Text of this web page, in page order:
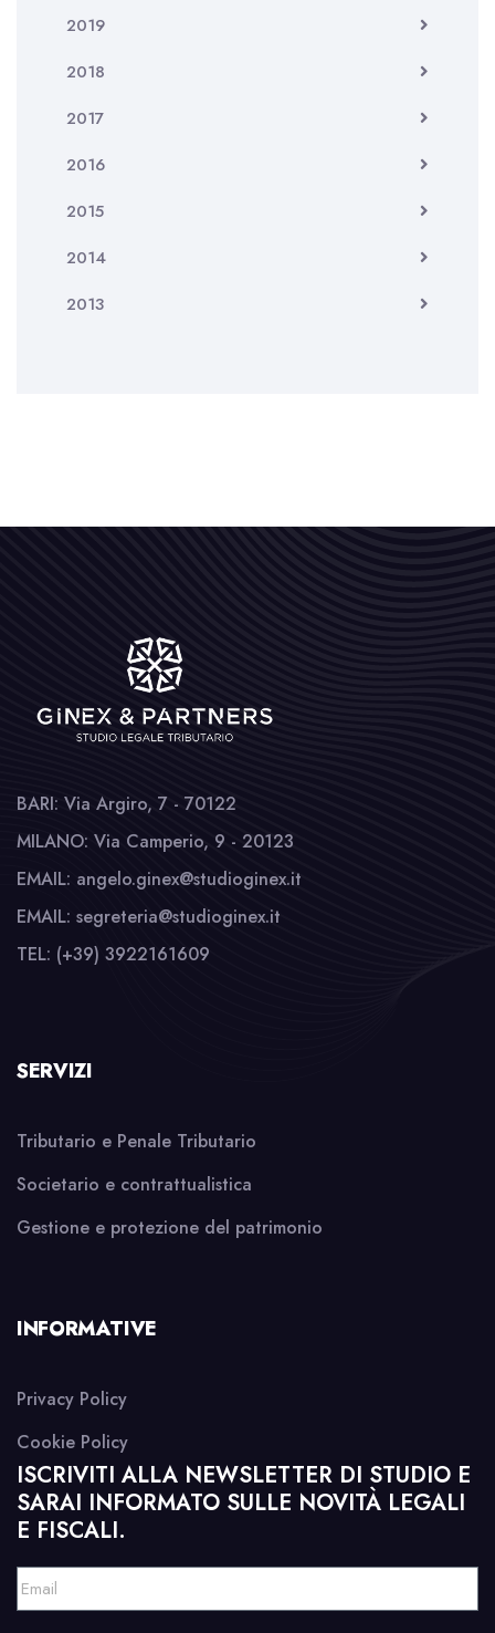
2019
2018
2017
2016
2015
2014
2013
BARI: Via Argiro, 7 - 70122
MILANO: Via Camperio, 9 - 20123
EMAIL: angelo.ginex@studioginex.it
EMAIL: segreteria@studioginex.it
TEL: (+39) 3922161609
SERVIZI
Tributario e Penale Tributario
Societario e contrattualistica
Gestione e protezione del patrimonio
INFORMATIVE
Privacy Policy
Cookie Policy
ISCRIVITI ALLA NEWSLETTER DI STUDIO E
SARAI INFORMATO SULLE NOVITÀ LEGALI
E FISCALI.